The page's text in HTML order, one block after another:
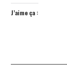
J’aime ça :